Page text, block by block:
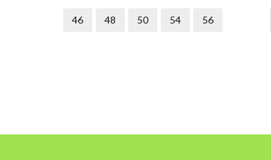
46 48 50 54 56